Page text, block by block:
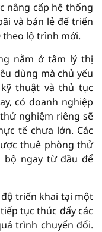
nâng cấp hệ thống
và bán lẻ để triển
theo lộ trình mới.
nằm ở tâm lý thị
dùng mà chủ yếu
thuật và thủ tục
có doanh nghiệp
nghiệm riêng sẽ
tế chưa lớn. Các
thuê phòng thử
bộ ngay từ đầu để
triển khai tại một
tục thúc đẩy các
trình chuyển đổi.